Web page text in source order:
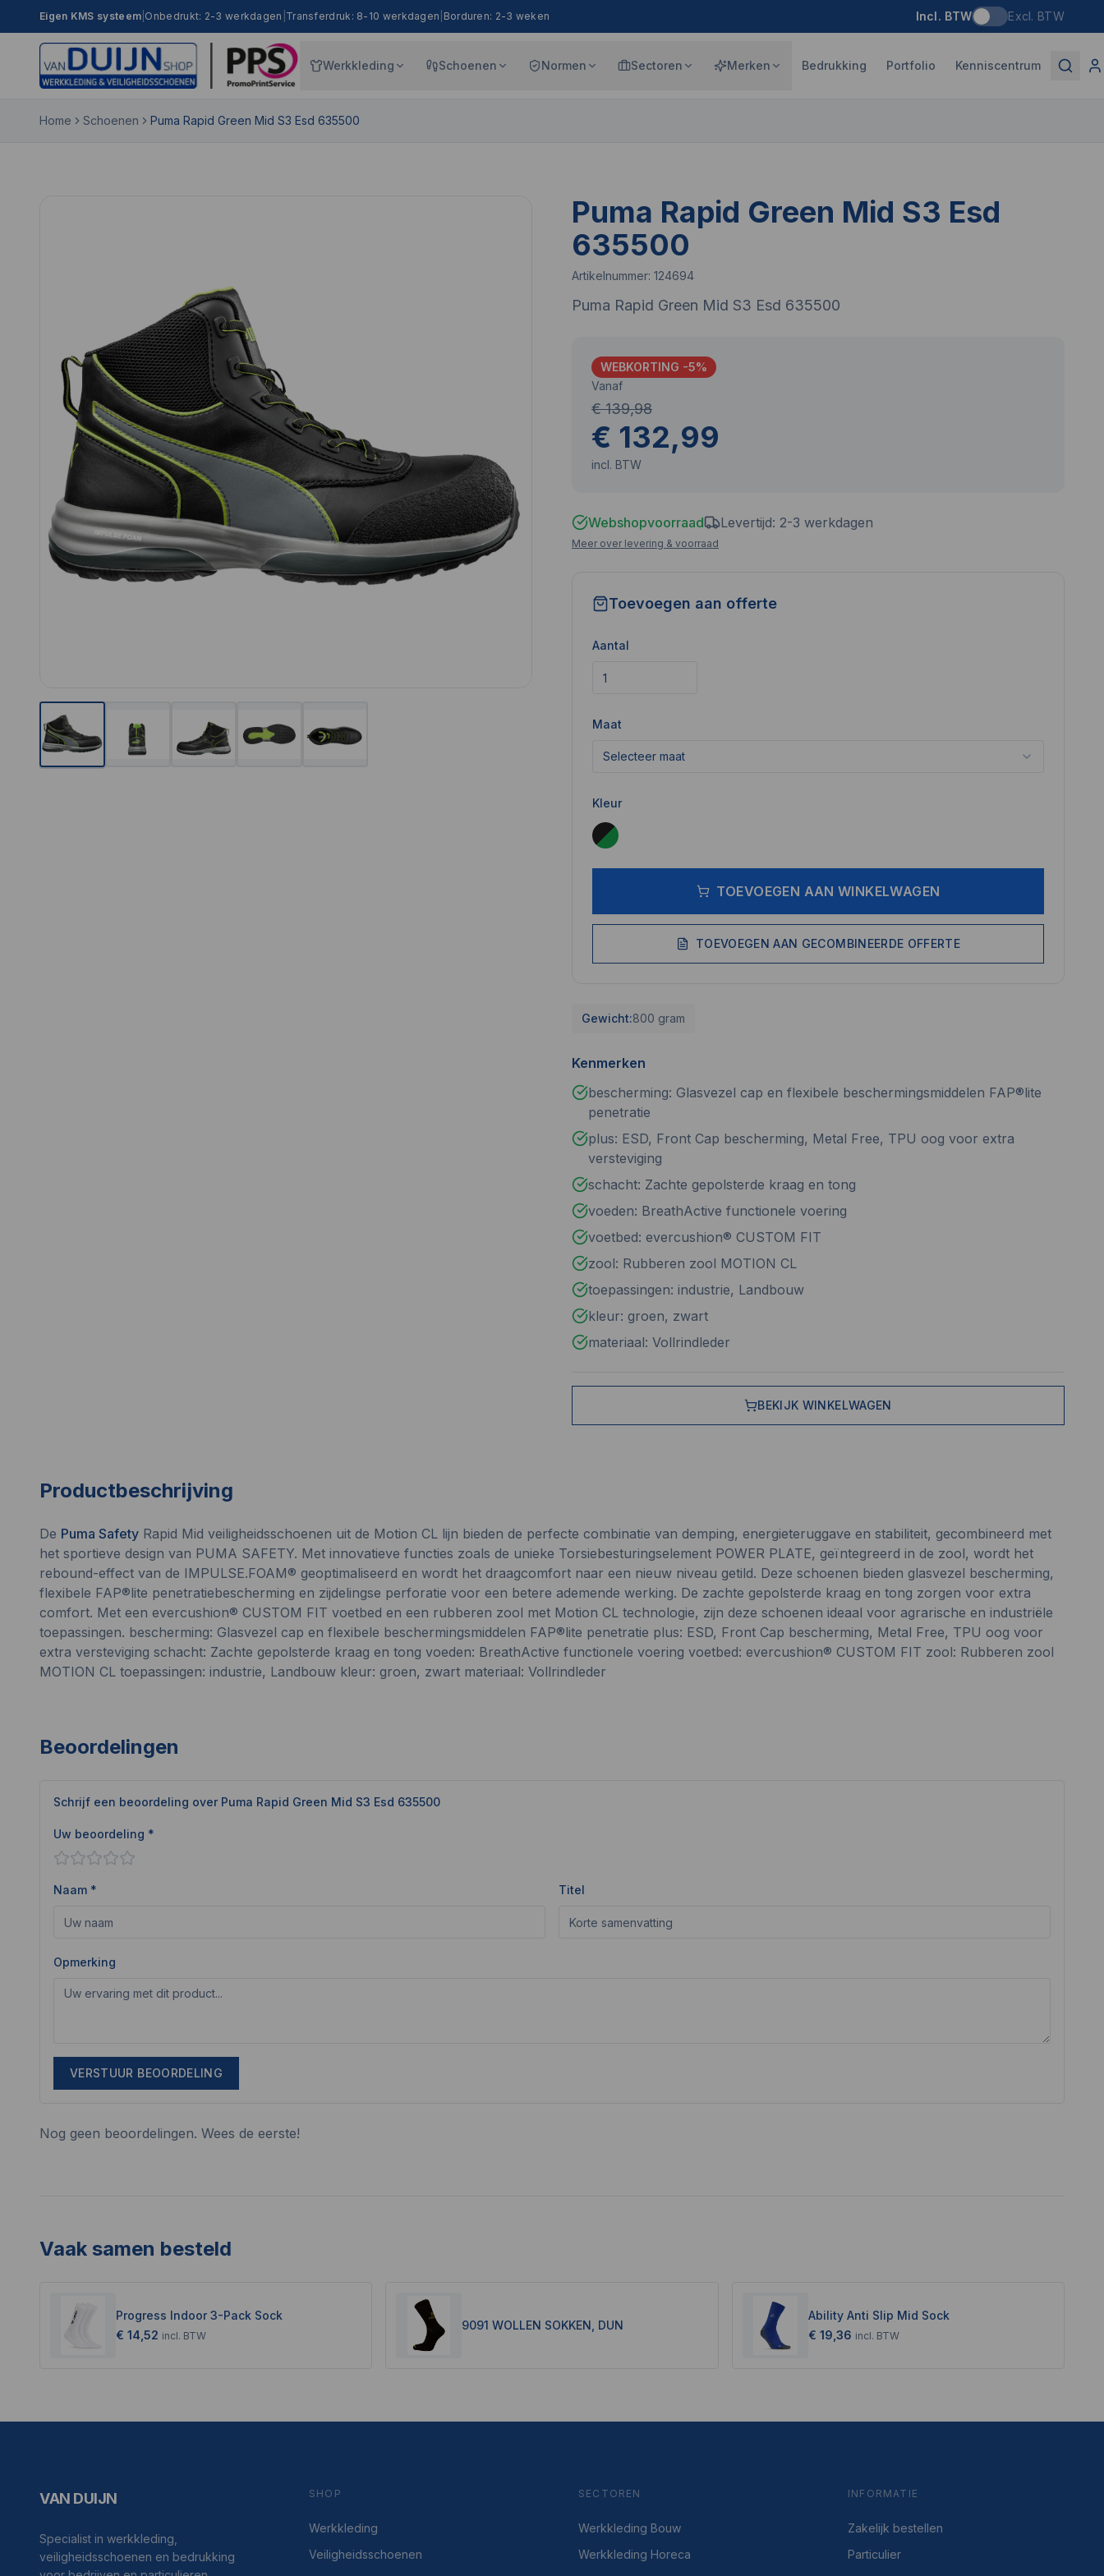
Eigen KMS systeem Onbedrukt: 2-3 werkdagen Transferdruk: 8-10 werkdagen Borduren: 2-3 weken Incl. BTW Excl. BTW
Werkkleding Schoenen Normen Sectoren Merken Bedrukking Portfolio Kenniscentrum
Home Schoenen Puma Rapid Green Mid S3 Esd 635500
Puma Rapid Green Mid S3 Esd
635500
Artikelnummer: 124694
Puma Rapid Green Mid S3 Esd 635500
WEBKORTING -5%
Vanaf
€ 139,98
€ 132,99
incl. BTW
Webshopvoorraad Levertijd: 2-3 werkdagen
Meer over levering & voorraad
Toevoegen aan offerte
Aantal
Maat
Selecteer maat
Kleur
TOEVOEGEN AAN WINKELWAGEN
TOEVOEGEN AAN GECOMBINEERDE OFFERTE
Gewicht:800 gram
Kenmerken
bescherming: Glasvezel cap en flexibele beschermingsmiddelen FAP®lite
penetratie
plus: ESD, Front Cap bescherming, Metal Free, TPU oog voor extra
versteviging
schacht: Zachte gepolsterde kraag en tong
voeden: BreathActive functionele voering
voetbed: evercushion® CUSTOM FIT
zool: Rubberen zool MOTION CL
toepassingen: industrie, Landbouw
kleur: groen, zwart
materiaal: Vollrindleder
BEKIJK WINKELWAGEN
Productbeschrijving
De Puma Safety Rapid Mid veiligheidsschoenen uit de Motion CL lijn bieden de perfecte combinatie van demping, energieteruggave en stabiliteit, gecombineerd met
het sportieve design van PUMA SAFETY. Met innovatieve functies zoals de unieke Torsiebesturingselement POWER PLATE, geïntegreerd in de zool, wordt het
rebound-effect van de IMPULSE.FOAM® geoptimaliseerd en wordt het draagcomfort naar een nieuw niveau getild. Deze schoenen bieden glasvezel bescherming,
flexibele FAP®lite penetratiebescherming en zijdelingse perforatie voor een betere ademende werking. De zachte gepolsterde kraag en tong zorgen voor extra
comfort. Met een evercushion® CUSTOM FIT voetbed en een rubberen zool met Motion CL technologie, zijn deze schoenen ideaal voor agrarische en industriële
toepassingen. bescherming: Glasvezel cap en flexibele beschermingsmiddelen FAP®lite penetratie plus: ESD, Front Cap bescherming, Metal Free, TPU oog voor
extra versteviging schacht: Zachte gepolsterde kraag en tong voeden: BreathActive functionele voering voetbed: evercushion® CUSTOM FIT zool: Rubberen zool
MOTION CL toepassingen: industrie, Landbouw kleur: groen, zwart materiaal: Vollrindleder
Beoordelingen
Schrijf een beoordeling over Puma Rapid Green Mid S3 Esd 635500
Uw beoordeling *
Naam * Titel
Opmerking
VERSTUUR BEOORDELING
Nog geen beoordelingen. Wees de eerste!
Vaak samen besteld
Progress Indoor 3-Pack Sock
€ 14,52 incl. BTW
9091 WOLLEN SOKKEN, DUN
Ability Anti Slip Mid Sock
€ 19,36 incl. BTW
VAN DUIJN
Specialist in werkkleding,
veiligheidsschoenen en bedrukking
SHOP
Werkkleding
Veiligheidsschoenen
SECTOREN
Werkkleding Bouw
Werkkleding Horeca
INFORMATIE
Zakelijk bestellen
Particulier